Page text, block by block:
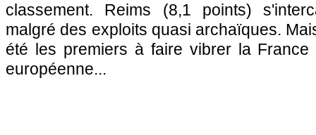
classement. Reims (8,1 points)
malgré des exploits quasi archaïques.
été les premiers à faire vibrer la
européenne...